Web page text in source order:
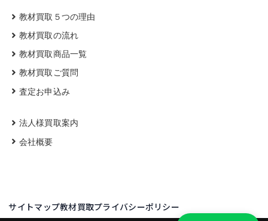
教材買取５つの理由
教材買取の流れ
教材買取商品一覧
教材買取ご質問
査定お申込み
法人様買取案内
会社概要
サイトマップ教材買取プライバシーポリシー